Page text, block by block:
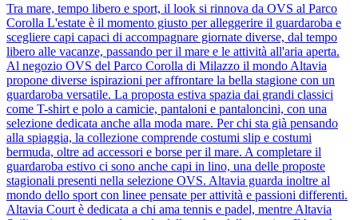
Tra mare, tempo libero e sport, il look si rinnova da OVS al Parco
Corolla L'estate è il momento giusto per alleggerire il guardaroba e
scegliere capi capaci di accompagnare giornate diverse, dal tempo
libero alle vacanze, passando per il mare e le attività all'aria aperta.
Al negozio OVS del Parco Corolla di Milazzo il mondo Altavia
propone diverse ispirazioni per affrontare la bella stagione con un
guardaroba versatile. La proposta estiva spazia dai grandi classici
come T-shirt e polo a camicie, pantaloni e pantaloncini, con una
selezione dedicata anche alla moda mare. Per chi sta già pensando
alla spiaggia, la collezione comprende costumi slip e costumi
bermuda, oltre ad accessori e borse per il mare. A completare il
guardaroba estivo ci sono anche capi in lino, una delle proposte
stagionali presenti nella selezione OVS. Altavia guarda inoltre al
mondo dello sport con linee pensate per attività e passioni differenti.
Altavia Court è dedicata a chi ama tennis e padel, mentre Altavia